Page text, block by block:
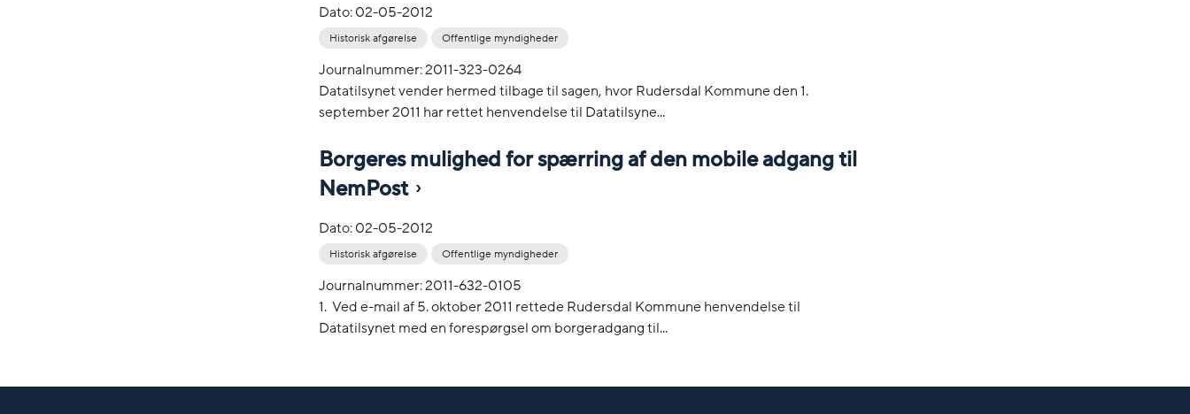
Dato:02-05-2012
Historisk afgørelse Offentlige myndigheder
Journalnummer: 2011-323-0264
Datatilsynet vender hermed tilbage til sagen, hvor Rudersdal Kommune den 1.
september 2011 har rettet henvendelse til Datatilsyne...
Borgeres mulighed for spærring af den mobile adgang til
NemPost
Dato:02-05-2012
Historisk afgørelse Offentlige myndigheder
Journalnummer: 2011-632-0105
1. Ved e-mail af 5. oktober 2011 rettede Rudersdal Kommune henvendelse til
Datatilsynet med en forespørgsel om borgeradgang til...